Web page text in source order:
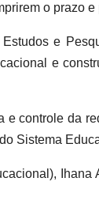
o prazo
e
e
controle da
Sistema